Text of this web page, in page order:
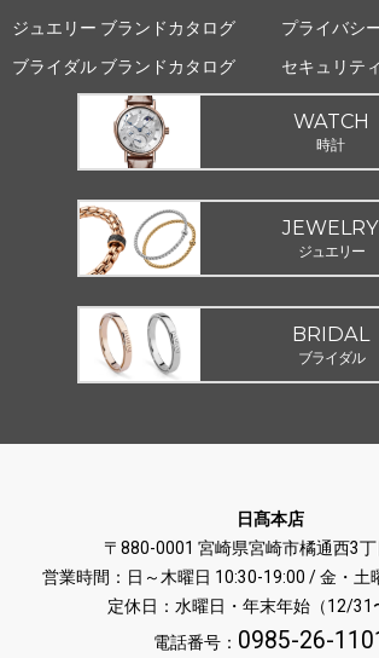
ジュエリー ブランドカタログ
ブライダル ブランドカタログ
プライバシ
セキュリティ
WATCH
時計
JEWELRY
ジュエリー
BRIDAL
ブライダル
日髙本店
〒880-0001 宮崎県宮崎市橘通西3
営業時間：日～木曜日 10:30-19:00 / 金・土
定休日：水曜日・年末年始（12/31
電話番号： 0985-26-